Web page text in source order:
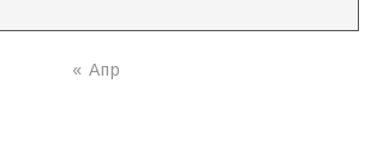
« Апр